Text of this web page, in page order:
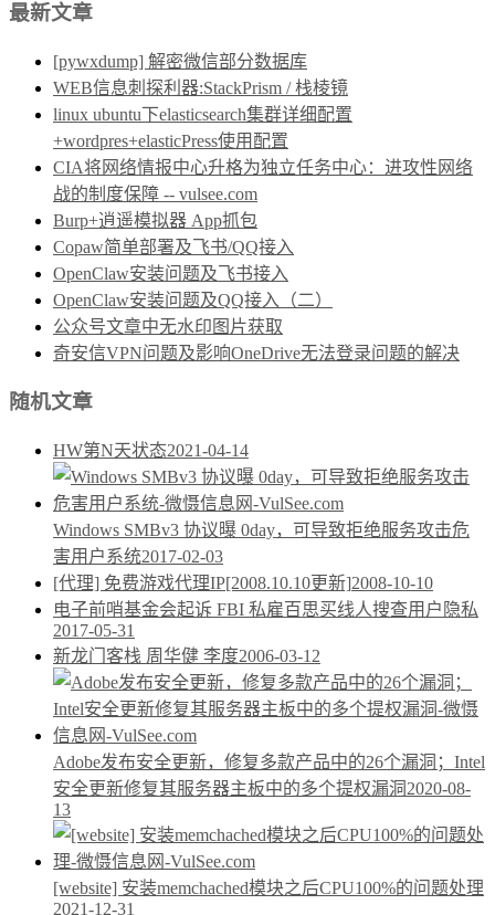
最新文章
[pywxdump] 解密微信部分数据库
WEB信息刺探利器:StackPrism / 栈棱镜
linux ubuntu下elasticsearch集群详细配置
+wordpres+elasticPress使用配置
CIA将网络情报中心升格为独立任务中心：进攻性网络
战的制度保障 -- vulsee.com
Burp+逍遥模拟器 App抓包
Copaw简单部署及飞书/QQ接入
OpenClaw安装问题及飞书接入
OpenClaw安装问题及QQ接入（二）
公众号文章中无水印图片获取
奇安信VPN问题及影响OneDrive无法登录问题的解决
随机文章
HW第N天状态2021-04-14
Windows SMBv3 协议曝 0day，可导致拒绝服务攻击危
害用户系统2017-02-03
[代理] 免费游戏代理IP[2008.10.10更新]2008-10-10
电子前哨基金会起诉 FBI 私雇百思买线人搜查用户隐私
2017-05-31
新龙门客栈 周华健 李度2006-03-12
Adobe发布安全更新，修复多款产品中的26个漏洞；Intel
安全更新修复其服务器主板中的多个提权漏洞 2020-08-
13
[website] 安装memchached模块之后CPU100%的问题处理
2021-12-31